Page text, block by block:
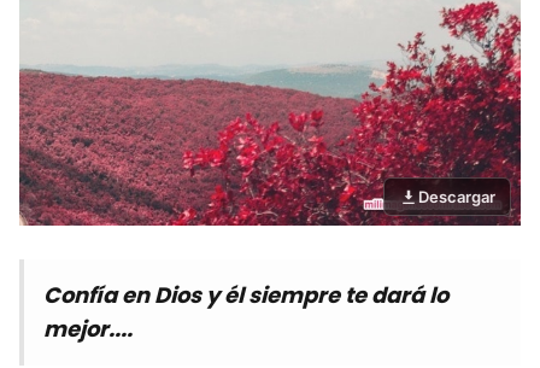
Descargar
Confía en Dios y él siempre te dará lo
mejor....